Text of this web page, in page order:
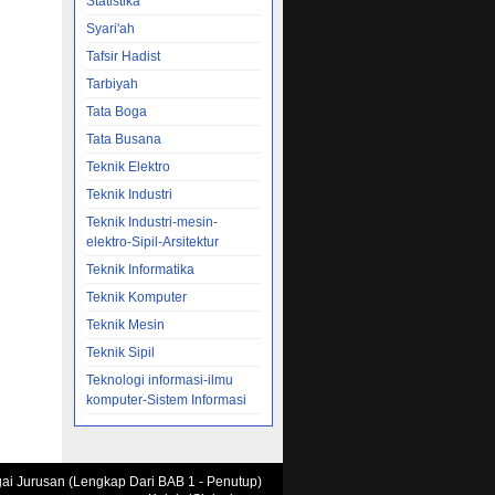
Syari'ah
Tafsir Hadist
Tarbiyah
Tata Boga
Tata Busana
Teknik Elektro
Teknik Industri
Teknik Industri-mesin-
elektro-Sipil-Arsitektur
Teknik Informatika
Teknik Komputer
Teknik Mesin
Teknik Sipil
Teknologi informasi-ilmu
komputer-Sistem Informasi
Jurusan (Lengkap Dari BAB 1 - Penutup)